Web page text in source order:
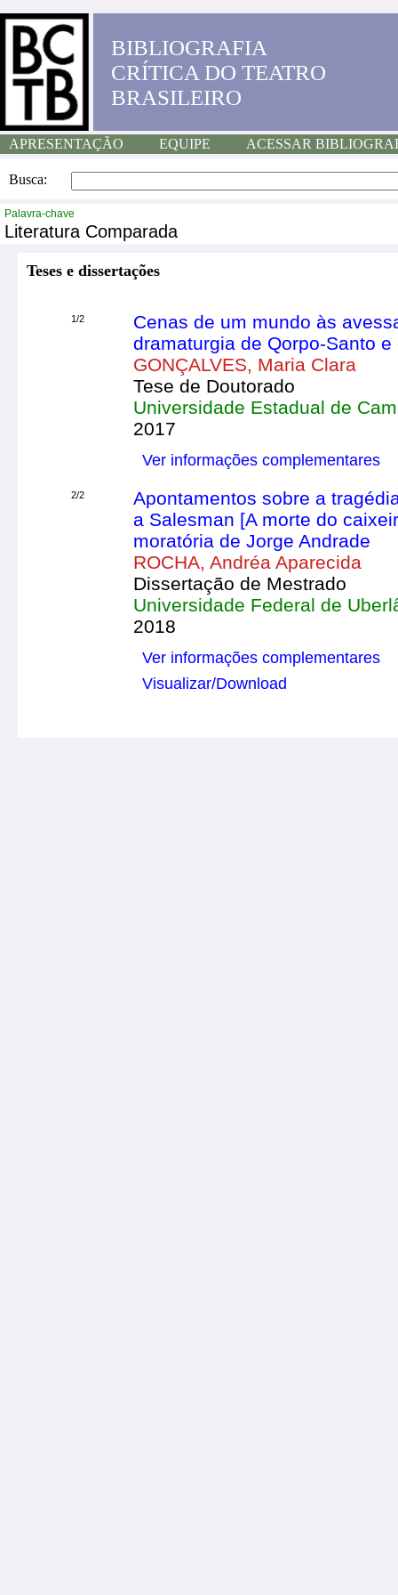
BIBLIOGRAFIA
CRÍTICA DO TEATRO
BRASILEIRO
APRESENTAÇÃO EQUIPE ACESSAR
Busca:
Palavra-chave
Literatura Comparada
Teses e dissertações
1/2
Cenas de um mundo às
dramaturgia de Qorpo-Santo
GONÇALVES, Maria Clara
Tese de Doutorado
Universidade Estadual de
2017
Ver informações complementares
2/2
Apontamentos sobre a
a Salesman [A morte do
moratória de Jorge Andrade
ROCHA, Andréa Aparecida
Dissertação de Mestrado
Universidade Federal de
2018
Ver informações complementares
Visualizar/Download